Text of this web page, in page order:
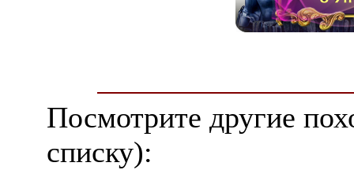
Посмотрите другие
списку):